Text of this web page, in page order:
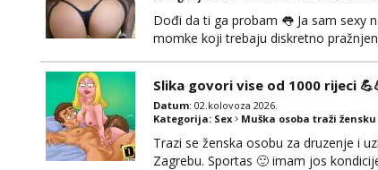
Dođi da ti ga probam 👅 Ja sam sexy
momke koji trebaju diskretno
Slika govori vise od 1000 rijeci
Datum: 02.kolovoza 2026.
Kategorija: Sex Muška osoba traži žensku
Trazi se ženska osobu za druzenje i
Zagrebu. Sportas 🙂 imam jos